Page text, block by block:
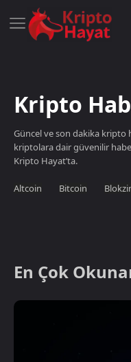
Kripto
Güncel ve son dakika kripto
kriptolara dair güvenilir
Kripto Hayat’ta.
Altcoin Bitcoin
En Çok